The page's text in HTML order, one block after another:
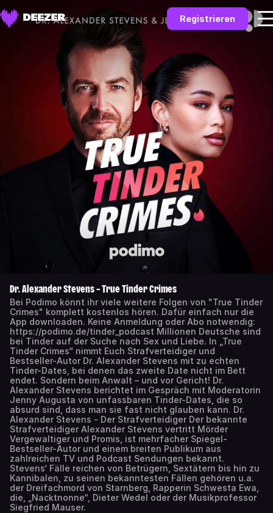
Registrieren
Dr. Alexander Stevens – True Tinder Crimes
Bei Podimo könnt ihr viele weitere Folgen von "True Tinder
Crimes" komplett kostenlos hören. Dafür einfach nur die
App downloaden. Keine Anmeldung oder Abo notwendig:
https://podimo.de/tinder_podcast Millionen Deutsche sind
bei Tinder auf der Suche nach Sex und Liebe. In „True
Tinder Crimes“ nimmt Euch Strafverteidiger und
Bestseller-Autor Dr. Alexander Stevens mit zu echten
Tinder-Dates, bei denen das zweite Date nicht im Bett
endet. Sondern beim Anwalt – und vor Gericht! Dr.
Alexander Stevens berichtet im Gespräch mit Moderatorin
Jenny Augusta von unfassbaren Tinder-Dates, die so
absurd sind, dass man sie fast nicht glauben kann. Dr.
Alexander Stevens - Der Strafverteidiger Der bekannte
Strafverteidiger Alexander Stevens vertritt Mörder
Vergewaltiger und Promis, ist mehrfacher Spiegel-
Bestseller-Autor und einem breiten Publikum aus
zahlreichen TV und Podcast Sendungen bekannt.
Stevens‘ Fälle reichen von Betrügern, Sextätern bis hin zu
Kannibalen, zu seinen bekanntesten Fällen gehören u.a.
der Dreifachmord von Starnberg, Rapperin Schwesta Ewa,
die, „Nacktnonne“, Dieter Wedel oder der Musikprofessor
Siegfried Mauser.